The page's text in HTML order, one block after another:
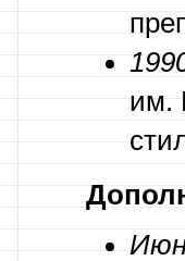
им.